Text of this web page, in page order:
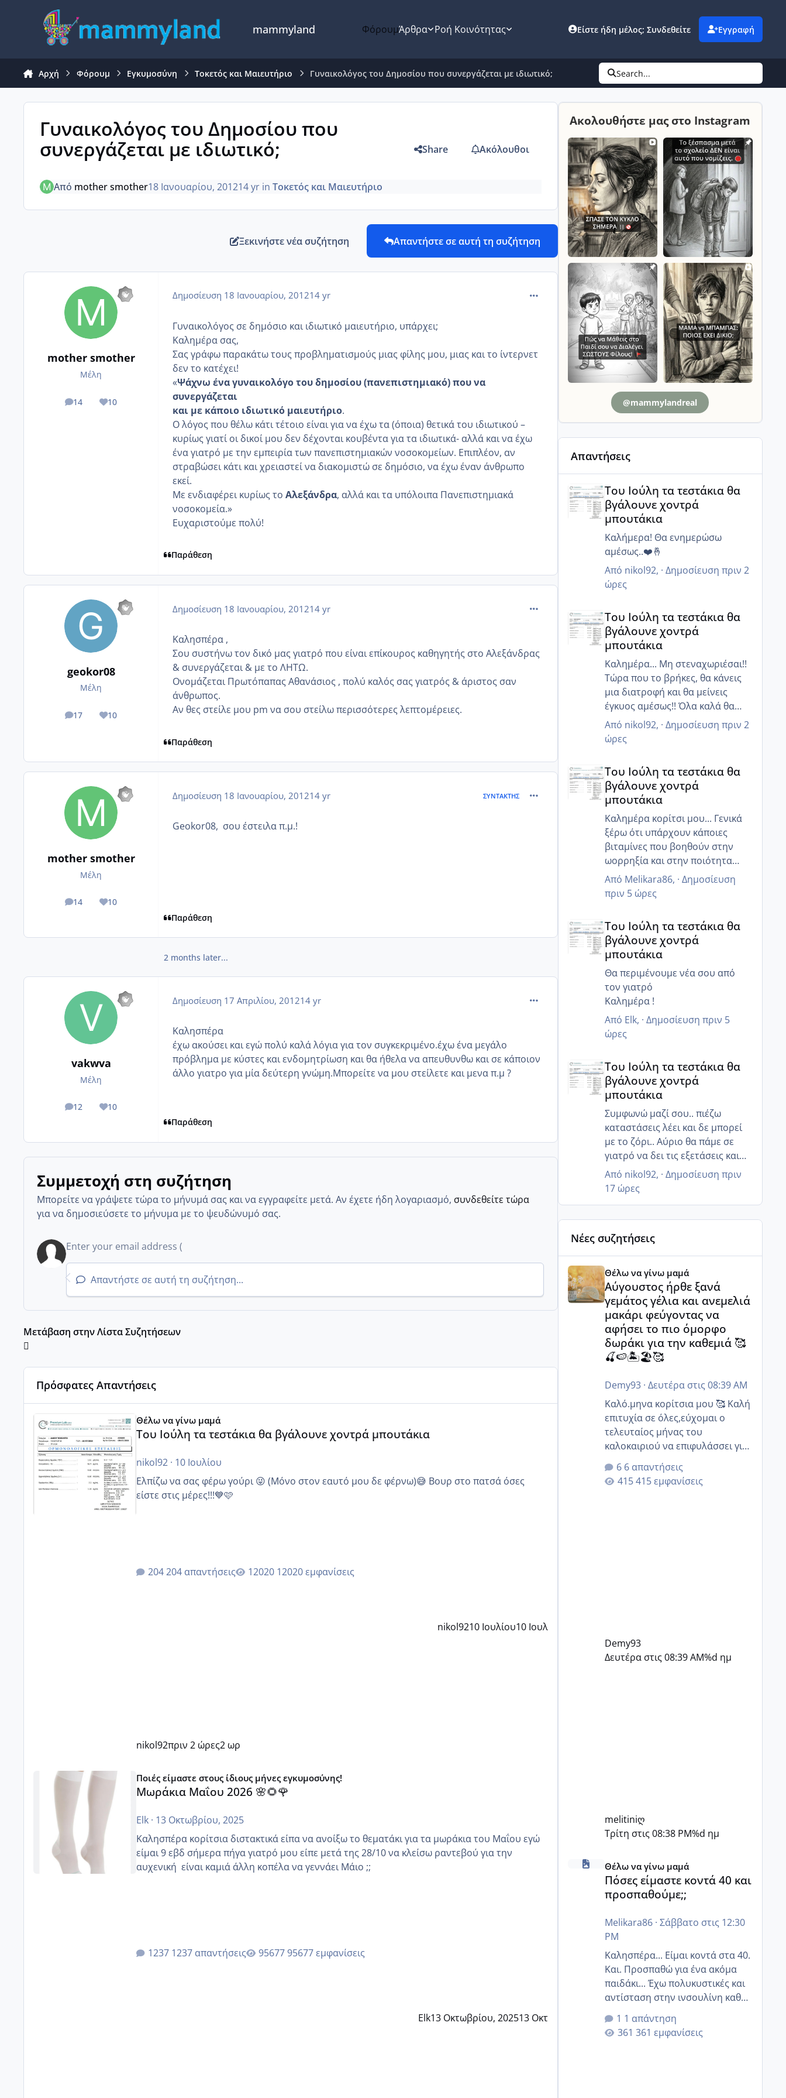
Μετάβαση σε περιεχόμενο
mammyland ΦόρουμΆρθρα Ροή Κοινότητας Είστε ήδη μέλος; Συνδεθείτε Εγγραφή
Αρχή Φόρουμ Εγκυμοσύνη Τοκετός και Μαιευτήριο Γυναικολόγος του Δημοσίου που συνεργάζεται με ιδιωτικό; Search...
Γυναικολόγος του Δημοσίου που
συνεργάζεται με ιδιωτικό;
Share Ακόλουθοι
Από mother smother18 Ιανουαρίου, 201214 yr inΤοκετός και Μαιευτήριο
Ξεκινήστε νέα συζήτηση Απαντήστε σε αυτή τη συζήτηση
mother smother
Μέλη
14
posts 10
Reputation
Δημοσίευση 18 Ιανουαρίου, 201214 yr comment_820830
Γυναικολόγος σε δημόσιο και ιδιωτικό μαιευτήριο, υπάρχει;
Καλημέρα σας,
Σας γράφω παρακάτω τους προβληματισμούς μιας φίλης μου, μιας και το ίντερνετ
δεν το κατέχει!
«Ψάχνω ένα γυναικολόγο του δημοσίου (πανεπιστημιακό) που να
συνεργάζεται
και με κάποιο ιδιωτικό μαιευτήριο.
Ο λόγος που θέλω κάτι τέτοιο είναι για να έχω τα (όποια) θετικά του ιδιωτικού –
κυρίως γιατί οι δικοί μου δεν δέχονται κουβέντα για τα ιδιωτικά- αλλά και να έχω
ένα γιατρό με την εμπειρία των πανεπιστημιακών νοσοκομείων. Επιπλέον, αν
στραβώσει κάτι και χρειαστεί να διακομιστώ σε δημόσιο, να έχω έναν άνθρωπο
εκεί.
Με ενδιαφέρει κυρίως το Αλεξάνδρα, αλλά και τα υπόλοιπα Πανεπιστημιακά
νοσοκομεία.»
Ευχαριστούμε πολύ!
Παράθεση
geokor08
Μέλη
17
posts 10
Reputation
Δημοσίευση 18 Ιανουαρίου, 201214 yr comment_820951
Καλησπέρα ,
Σου συστήνω τον δικό μας γιατρό που είναι επίκουρος καθηγητής στο Αλεξάνδρας
& συνεργάζεται & με το ΛΗΤΩ.
Ονομάζεται Πρωτόπαπας Αθανάσιος , πολύ καλός σας γιατρός & άριστος σαν
άνθρωπος.
Αν θες στείλε μου pm να σου στείλω περισσότερες λεπτομέρειες.
Παράθεση
mother smother
Μέλη
14
posts 10
Reputation
Δημοσίευση 18 Ιανουαρίου, 201214 yr ΣΥΝΤΆΚΤΗΣ comment_821083
Geokor08, σου έστειλα π.μ.!
Παράθεση
2 months later...
vakwva
Μέλη
12
posts 10
Reputation
Δημοσίευση 17 Απριλίου, 201214 yr comment_850802
Καλησπέρα
έχω ακούσει και εγώ πολύ καλά λόγια για τον συγκεκριμένο.έχω ένα μεγάλο
πρόβλημα με κύστες και ενδομητρίωση και θα ήθελα να απευθυνθω και σε κάποιον
άλλο γιατρο για μία δεύτερη γνώμη.Μπορείτε να μου στείλετε και μενα π.μ ?
Παράθεση
Συμμετοχή στη συζήτηση
Μπορείτε να γράψετε τώρα το μήνυμά σας και να εγγραφείτε μετά. Αν έχετε ήδη λογαριασμό, συνδεθείτε τώρα
για να δημοσιεύσετε το μήνυμα με το ψευδώνυμό σας.
Απαντήστε σε αυτή τη συζήτηση...
Μετάβαση στην Λίστα Συζητήσεων
Πρόσφατες Απαντήσεις
Θέλω να γίνω μαμά
Του Ιούλη τα τεστάκια θα βγάλουνε χοντρά μπουτάκια
nikol92· 10 Ιουλίου
Ελπίζω να σας φέρω γούρι 😜 (Μόνο στον εαυτό μου δε φέρνω)😅 Βουρ στο πατσά όσες
είστε στις μέρες!!!💙🩷
204 απαντήσεις 12020 εμφανίσεις
nikol9210 Ιουλίου10 Ιουλ
nikol92πριν 2 ώρες2 ωρ
Μωράκια Μαΐου 2026 🌸🌻🌹
Ποιές είμαστε στους ίδιους μήνες εγκυμοσύνης!
Μωράκια Μαΐου 2026 🌸🌻🌹
Elk· 13 Οκτωβρίου, 2025
Καλησπέρα κορίτσια διστακτικά είπα να ανοίξω το θεματάκι για τα μωράκια του Μαΐου εγώ
είμαι 9 εβδ σήμερα πήγα γιατρό μου είπε μετά της 28/10 να κλείσω ραντεβού για την
αυχενική είναι καμιά άλλη κοπέλα να γεννάει Μάιο ;;
1237 απαντήσεις 95677 εμφανίσεις
Elk13 Οκτωβρίου, 202513 Οκτ
Ακολουθήστε μας στο Instagram
@mammylandreal
Απαντήσεις
Του Ιούλη τα τεστάκια θα
βγάλουνε χοντρά
μπουτάκια
Καλήμερα! Θα ενημερώσω
αμέσως..❤️🤞
Από nikol92, · Δημοσίευση πριν 2
ώρες
Του Ιούλη τα τεστάκια θα
βγάλουνε χοντρά
μπουτάκια
Καλημέρα... Μη στεναχωριέσαι!!
Τώρα που το βρήκες, θα κάνεις
μια διατροφή και θα μείνεις
έγκυος αμέσως!! Όλα καλά θα
πάνε είμαι σίγουρη!!!❤️❤️
Από nikol92, · Δημοσίευση πριν 2
ώρες
Του Ιούλη τα τεστάκια θα βγάλουνε χοντρά
Του Ιούλη τα τεστάκια θα
βγάλουνε χοντρά
μπουτάκια
Καλημέρα κορίτσι μου... Γενικά
ξέρω ότι υπάρχουν κάποιες
βιταμίνες που βοηθούν στην
ωορρηξία και στην ποιότητα
τους... Εμένα έδωσε της
κουμπαράς μου ο γιατρός
κάποιες... Θα την ρωτήσω κ θα
Επίσης εμένα μου είχε πει για τα
ινοφερτ!
ΑΜΗ είχα κάνει πριν μήνες!
Σε αλά νέα, οι εξετάσει μου
χάλια! Μου είπε ότι έτσι δεν θα
μείνω έγκυος...εχω φουλ
αντίσταση στην ινσουλίνη και η
γλυκοζιωμενη μου ήταν 6.30 παω
για ζάχαρο αν δεν προσέξω
ρυθμιστεί όλο αυτό... Εχθές
ήμουν μέσα στα νεύρα... Έκλαιγα
και δεν ήθελα να μου μιλήσει
άνθρωπος και έκλαιγα με
αφορμή αλλά πράγματα άσχετα,
απλά ξέσπασα....
Από Melikara86, · Δημοσίευση
πριν 5 ώρες
Του Ιούλη τα τεστάκια θα
βγάλουνε χοντρά
μπουτάκια
Θα περιμένουμε νέα σου από
τον γιατρό
Καλημέρα !
Από Elk, · Δημοσίευση πριν 5
ώρες
Του Ιούλη τα τεστάκια θα
βγάλουνε χοντρά
μπουτάκια
Συμφωνώ μαζί σου.. πιέζω
καταστάσεις λέει και δε μπορεί
με το ζόρι.. Αύριο θα πάμε σε
γιατρό να δει τις εξετάσεις και
ίσως καταλάβει ότι πρέπει να
βιαστούμε.. 😒
Από nikol92, · Δημοσίευση πριν
17 ώρες
Νέες συζητήσεις
Αύγουστος ήρθε ξανά γεμάτος γέλια και
Θέλω να γίνω μαμά
Αύγουστος ήρθε ξανά
γεμάτος γέλια και ανεμελιά
μακάρι φεύγοντας να
αφήσει το πιο όμορφο
δωράκι για την καθεμιά 🥰
🍒🍉🏝️🏖️🥰
Demy93· Δευτέρα στις 08:39 AM
Καλό.μηνα κορίτσια μου 🥰 Καλή
επιτυχία σε όλες,εύχομαι ο
τελευταίος μήνας του
καλοκαιριού να επιφυλάσσει για
όλες σας την πιο όμορφη
έκπληξη 🧿 @Elk @Melikara86
@Παρασκευαιδου @Zenia z
6 απαντήσεις
415 εμφανίσεις
Demy93
Δευτέρα στις 08:39 AM%d ημ
melitiniღ
Τρίτη στις 08:38 PM%d ημ
Πόσες είμαστε κοντά 40 και προσπαθούμε;;
Θέλω να γίνω μαμά
Πόσες είμαστε κοντά 40 και
προσπαθούμε;;
Melikara86· Σάββατο στις 12:30
PM
Καλησπέρα... Είμαι κοντά στα 40.
Και. Προσπαθώ για ένα ακόμα
παιδάκι... Έχω πολυκυστικές και
αντίσταση στην ινσουλίνη καθώς
και χάσιμοτο! Έχω λίγα κιλά
παραπάνω και όσο κ αν
προσπαθώ δεν χάνω εύκολα!
1 απάντηση
361 εμφανίσεις